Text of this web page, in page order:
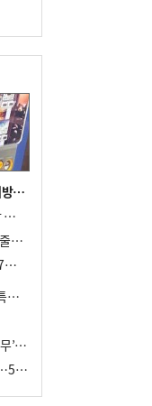
노동자 살인 폭염과 사투…회사는 산재 예방·전기료 절감 전력
강서구 기간제노동자 사망, 전임 부구청장 檢 송치
중대재해법 위헌제청 파장…관련 재판 줄줄이 브레이크
한화에어로 폭발사고 희생자 5명 중 3명, 7일 영면
한화에어로스페이스, 4·5일 공정중단…특별 안전점검
한화에어로 대전공장 생산 일부중단…‘천무’ 수출 비상
한화에어로스페이스 대전공장 폭발 사고…5명 사망·2명 부상(종합)